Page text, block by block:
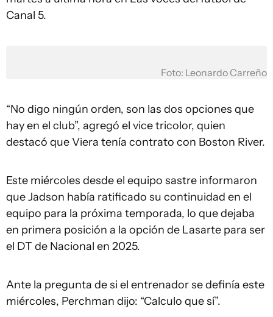
Canal 5.
Foto: Leonardo Carreño
“No digo ningún orden, son las dos opciones que
hay en el club”, agregó el vice tricolor, quien
destacó que Viera tenía contrato con Boston River.
Este miércoles desde el equipo sastre informaron
que Jadson había ratificado su continuidad en el
equipo para la próxima temporada, lo que dejaba
en primera posición a la opción de Lasarte para ser
el DT de Nacional en 2025.
Ante la pregunta de si el entrenador se definía este
miércoles, Perchman dijo: “Calculo que sí”.